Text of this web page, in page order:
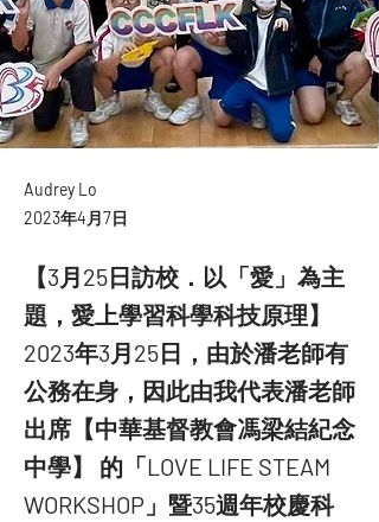
Audrey Lo
2023年4月7日
【3月25日訪校．以「愛」為主
題，愛上學習科學科技原理】
2023年3月25日，由於潘老師有
公務在身，因此由我代表潘老師
出席【中華基督教會馮梁結紀念
中學】 的「LOVE LIFE STEAM
WORKSHOP」暨35週年校慶科